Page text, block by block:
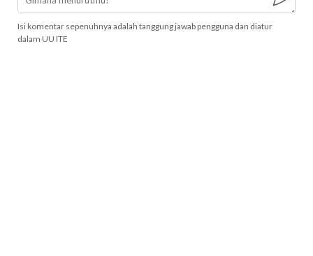
Isi komentar sepenuhnya adalah tanggung jawab pengguna dan diatur
dalam UU ITE